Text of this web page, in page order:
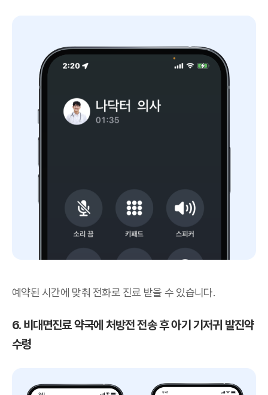
예약된 시간에 맞춰 전화로 진료 받을 수 있습니다.
6. 비대면진료 약국에 처방전 전송 후 아기 기저귀 발진약
수령